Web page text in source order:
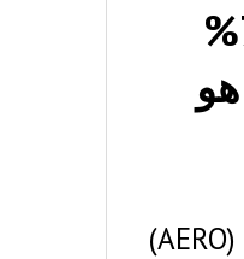
انخفضت قيمة عملة AERO بنسبة 7%
انخفض سعر سهم شركة مطارات التمويل (AERO)